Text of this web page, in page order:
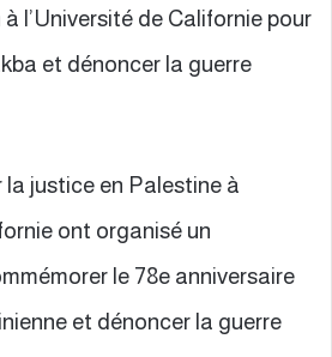
l’Université de Californie pour
et dénoncer la guerre
justice en Palestine à
ont organisé un
le 78e anniversaire
et dénoncer la guerre